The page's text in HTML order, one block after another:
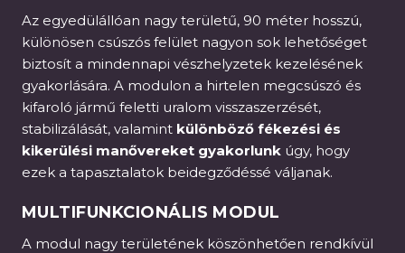
Az egyedülállóan nagy területű, 90 méter hosszú,
különösen csúszós felület nagyon sok lehetőséget
biztosít a mindennapi vészhelyzetek kezelésének
gyakorlására. A modulon a hirtelen megcsúszó és
kifaroló jármű feletti uralom visszaszerzését,
stabilizálását, valamint különböző fékezési és
kikerülési manővereket gyakorlunk úgy, hogy
ezek a tapasztalatok beidegződéssé váljanak.
MULTIFUNKCIONÁLIS MODUL
A modul nagy területének köszönhetően rendkívül